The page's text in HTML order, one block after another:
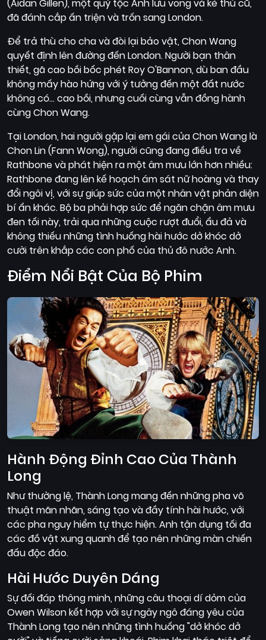
(Aidan Gillen), một quý tộc Anh lưu vong và kẻ thù cũ,
đã đánh cắp ấn triện và trốn sang London.
Để trả thù cho cha và đòi lại bảo vật, Chon Wang
quyết định lên đường đến London. Người bạn thân
thiết, gã cao bồi bốc phét Roy O'Bannon, dù ban đầu
không mấy hào hứng với ý tưởng đến một đất nước
không có... cao bồi, nhưng cuối cùng vẫn đồng hành
cùng Chon Wang.
Tại London, hai người gặp lại em gái của Chon Wang là
Chon Lin (Fann Wong), người cũng đang điều tra về
Rathbone và phát hiện ra một âm mưu lớn hơn nhiều:
Rathbone đang lên kế hoạch ám sát nữ hoàng và thay
đổi ngôi vị, với sự giúp sức của một nhân vật phản diện
bí ẩn khác. Bộ ba phải hợp sức để ngăn chặn âm mưu
đen tối này, trải qua những cuộc rượt đuổi, ẩu đả và
không thiếu những tình huống hài hước dở khóc dở
cười trên khắp các con phố của thủ đô nước Anh.
Điểm Nổi Bật Của Bộ Phim
Hành Động Đỉnh Cao Của Thành
Long
Như thường lệ, Thành Long mang đến những pha võ
thuật mãn nhãn, sáng tạo và đầy tính hài hước, với
các pha nguy hiểm tự thực hiện. Anh tận dụng tối đa
các đồ vật xung quanh để tạo nên những màn chiến
đấu độc đáo.
Hài Hước Duyên Dáng
Sự đối đáp thông minh, những câu thoại dí dỏm của
Owen Wilson kết hợp với sự ngây ngô đáng yêu của
Thành Long tạo nên những tình huống "dở khóc dở